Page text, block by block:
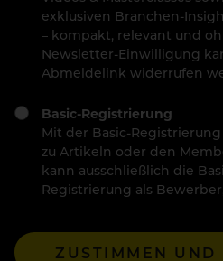
exklusiven Branchen-
– kompakt, relevant und
Newsletter-Einwilligung
Abmeldelink widerrufen
Basic-Registrierung
Mit der Basic-
zu Artikeln oder den
kann ausschließlich die
Registrierung als
ZUSTIMMEN UND